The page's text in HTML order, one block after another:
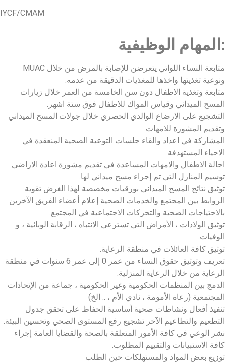
IYCF/CMAM
المهام الوظيفية:
متابعة النساء اللواتي يتعرضن للإصابة بالمرض من خلال MUAC
ونوعية تغذيتها واخذها للمغذيات الدقيقة من عدمه.
متابعة وتغذية الاطفال دون سن الخامسة من العمر خلال زيارات
المسح الميداني وقياس المواك للاطفال فوق ستة اشهر.
التشجيع على الارضاع الوالدي الحصري خلال جولات المسح الميداني
وتقديم المشورة للامهات.
المشاركة في اعداد والقاء جلسات التوعية الصحية المنعقدة في
الاحياء المستهدفة.
احالة الاطفال والامهات المساعدة في تقديم مشورة اعادة الاراضي
توسيم المنازل التي تم إجراء مسح ميداني لها.
توثيق نتائج المسح الميداني بورقيات مخصصة لهذا الغرض تقوية
الروابط بين المجتمع والخدمات الصحية إعلام أعضاء الفريق الآخرين
بالاحتياجات الصحية والتحركات الاجتماعية في المجتمع.
توثيق الولادات ، الأمراض التي تسترعي الانتباه ، الرقابة الوبائية ، و
الوفيات.
توثيق كافة العائلات في منطقة الرعاية.
تعريف وتوثيق حقوق النساء من عمر 0 ​​إلى عمر 6 سنوات في منطقة
الرعاية من خلال الرعاية المنزلية.
الدمج بين المنظمات الحكومية وغير الحكومية ، جماعة من الإتحادات
المجتمعية (رعاة الأمومة ، نادي الأم ، .. الخ)
تنفيذ أفعال ونشاطات صحية أساسية الحفاظ على تحقق جدول
التطعيم والتطاعيم الآخر تشجيع رفع المستوى الصحي وتحسين البيئة.
نشر الوعي في كافة الأمور المتعلقة بالصحة والقضايا العامة إجراء
كافة الاستبيانات والتقييم المطلوب.
توزيع بعض المواد والمستهلكات حين الطلب